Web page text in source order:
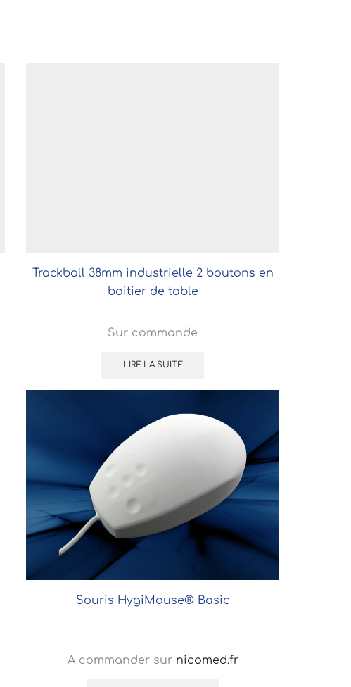
Trackball 38mm industrielle 2 boutons en
boitier de table
Sur commande
LIRE LA SUITE
Souris HygiMouse® Basic
A commander sur nicomed.fr